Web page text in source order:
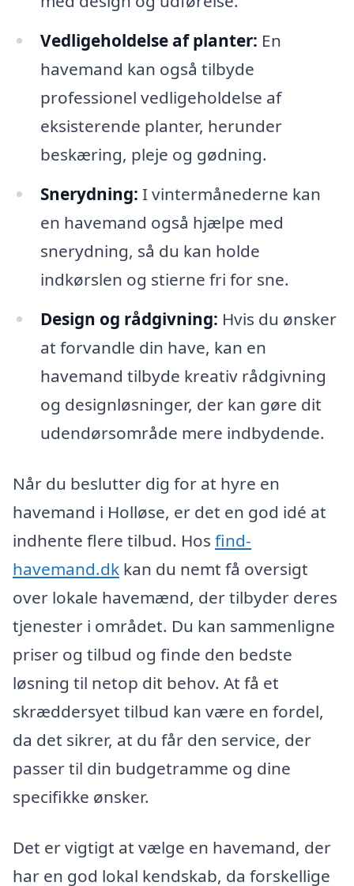
Vedligeholdelse af planter: En
havemand kan også tilbyde
professionel vedligeholdelse af
eksisterende planter, herunder
beskæring, pleje og gødning.
Snerydning: I vintermånederne kan
en havemand også hjælpe med
snerydning, så du kan holde
indkørslen og stierne fri for sne.
Design og rådgivning: Hvis du ønsker
at forvandle din have, kan en
havemand tilbyde kreativ rådgivning
og designløsninger, der kan gøre dit
udendørsområde mere indbydende.
Når du beslutter dig for at hyre en
havemand i Holløse, er det en god idé at
indhente flere tilbud. Hos find-
havemand.dk kan du nemt få oversigt
over lokale havemænd, der tilbyder deres
tjenester i området. Du kan sammenligne
priser og tilbud og finde den bedste
løsning til netop dit behov. At få et
skræddersyet tilbud kan være en fordel,
da det sikrer, at du får den service, der
passer til din budgetramme og dine
specifikke ønsker.
Det er vigtigt at vælge en havemand, der
har en god lokal kendskab, da forskellige